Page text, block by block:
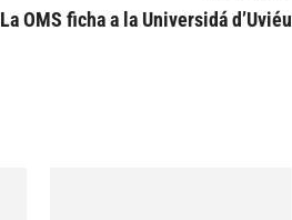
La OMS ficha a la Universidá d’Uviéu